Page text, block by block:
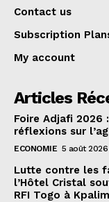
Contact us
Subscription
My account
Articles
Foire Adjafi 2026
réflexions sur
ECONOMIE 5 août 2026
Lutte contre les
l’Hôtel Cristal
RFI Togo à